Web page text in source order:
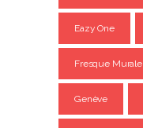
Eazy One
Fresque Murale
Genève